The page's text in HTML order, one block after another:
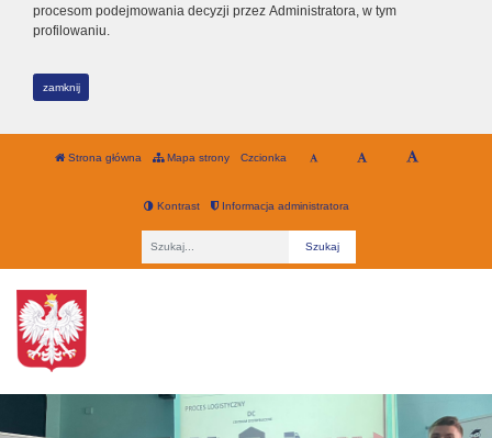
procesom podejmowania decyzji przez Administratora, w tym
profilowaniu.
zamknij
Strona główna Mapa strony Czcionka
Kontrast Informacja administratora